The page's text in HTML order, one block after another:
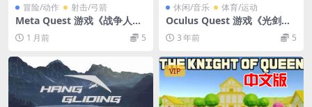
冒险/动作 射击/弓箭
Meta Quest 游戏《战争人的
使命VR》Battle: Mission of
War Talent VR
1 月前 5
休闲/音乐 体育/运动
Oculus Quest 游戏《光剑节
奏320首歌中文版》Beat Sab
er 集成自定义歌曲破解版
3 年前 5
VIP